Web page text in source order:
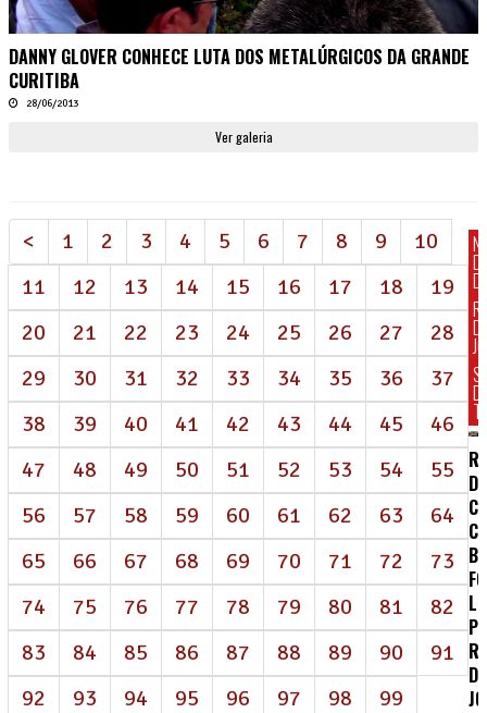
DANNY GLOVER CONHECE LUTA DOS METALÚRGICOS DA GRANDE
CURITIBA
28/06/2013
Ver galeria
< 1 2 3 4 5 6 7 8 9
10
11
12 13 14 15 16 17 18
19
20
21 22 23 24 25 26 27
28
29
30 31 32 33 34 35 36
37
38
39 40 41 42 43 44 45
46
47
48 49 50 51 52 53 54
55
56
57 58 59 60 61 62 63
64
65
66 67 68 69 70 71 72
73
74
75 76 77 78 79 80 81
82
83
84 85 86 87 88 89 90
91
92
93 94 95 96 97 98
99
DE
DA